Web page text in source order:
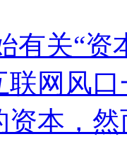
有关“
联网风
本，然